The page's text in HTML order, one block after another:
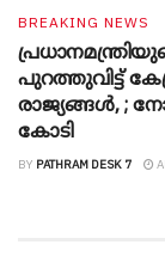
BREAKING NEWS
പുറത്തുവിട്ട്
രാജ്യങ്ങൾ, ;
കോടി
BY PATHRAM DESK 7